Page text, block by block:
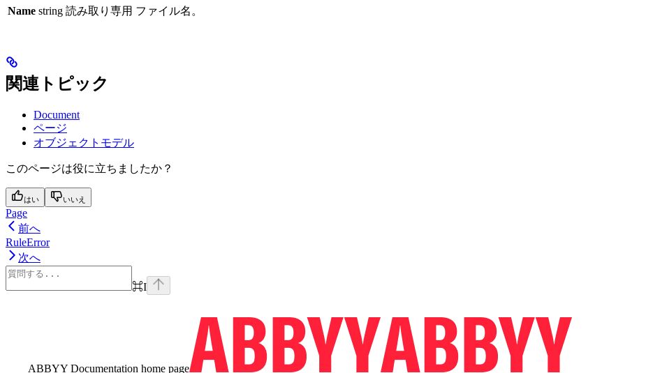
Name string 読み取り専用 ファイル名。
関連トピック
Document
ページ
オブジェクトモデル
このページは役に立ちましたか？
はい いいえ
Page
前へ
RuleError
次へ
⌘I
ABBYY Documentation home page